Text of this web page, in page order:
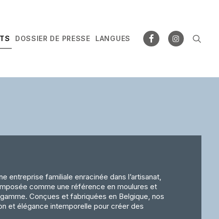
DOSSIER DE PRESSE LANGUES
entreprise familiale enracinée dans l’artisanat,
comme une référence en moulures et
Conçues et fabriquées en Belgique, nos
et élégance intemporelle pour créer des